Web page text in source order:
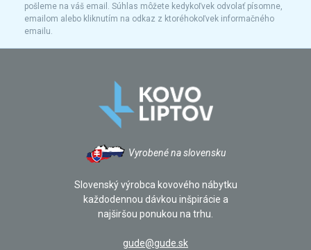
pošleme na váš email. Súhlas môžete kedykoľvek odvolať písomne,
emailom alebo kliknutím na odkaz z ktoréhokoľvek informačného
emailu.
Vyrobené na slovensku
Slovenský výrobca kovového nábytku
každodennou dávkou inšpirácie a
najširšou ponukou na trhu.
gude@gude.sk